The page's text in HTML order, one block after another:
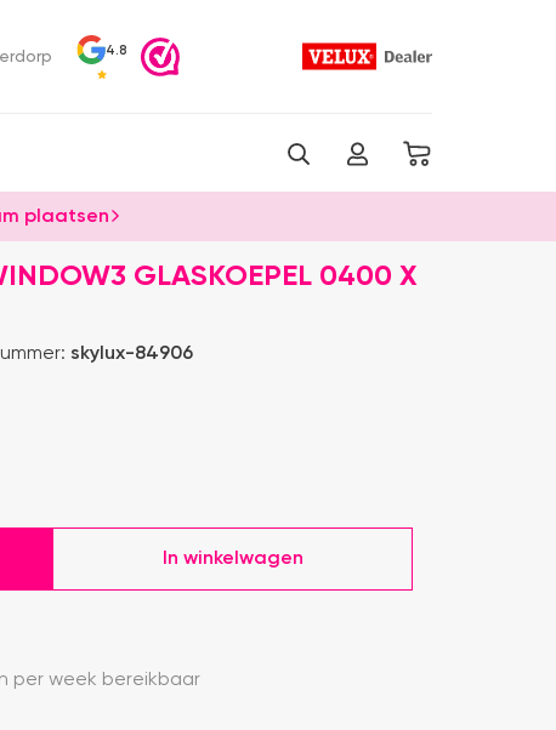
4.8
plaatsen
GLASKOEPEL 0400 X
skylux-84906
In winkelwagen
per week bereikbaar